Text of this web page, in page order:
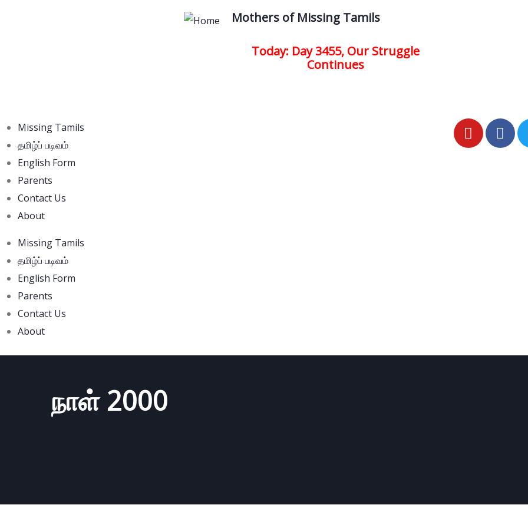
Mothers of Missing Tamils
Today: Day 3455, Our Struggle
Continues
Missing Tamils
தமிழ்ப் படிவம்
English Form
Parents
Contact Us
About
Missing Tamils
தமிழ்ப் படிவம்
English Form
Parents
Contact Us
About
நாள் 2000